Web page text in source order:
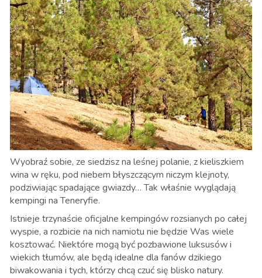
Wyobraź sobie, ze siedzisz na leśnej polanie, z kieliszkiem
wina w ręku, pod niebem błyszczącym niczym klejnoty,
podziwiając spadające gwiazdy… Tak właśnie wyglądają
kempingi na Teneryfie.
Istnieje trzynaście oficjalne kempingów rozsianych po całej
wyspie, a rozbicie na nich namiotu nie będzie Was wiele
kosztować. Niektóre mogą być pozbawione luksusów i
wiekich tłumów, ale będą idealne dla fanów dzikiego
biwakowania i tych, którzy chcą czuć się blisko natury.